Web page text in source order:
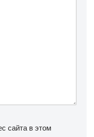
сайта в этом